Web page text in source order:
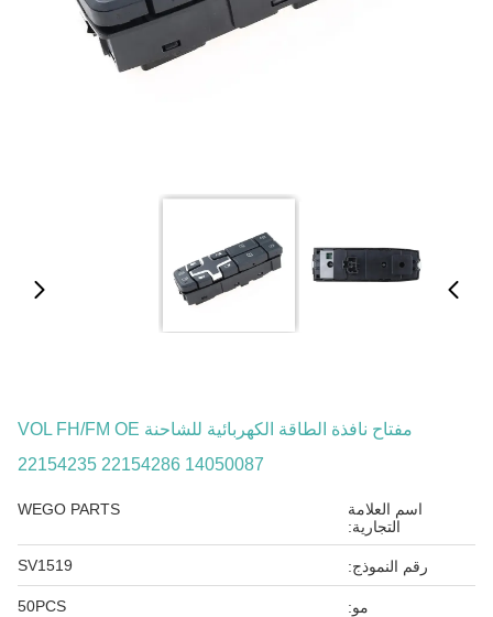
مفتاح نافذة الطاقة الكهربائية للشاحنة VOL FH/FM OE
22154235 22154286 14050087
اسم العلامة
التجارية:
WEGO PARTS
رقم النموذج: SV1519
مو: 50PCS